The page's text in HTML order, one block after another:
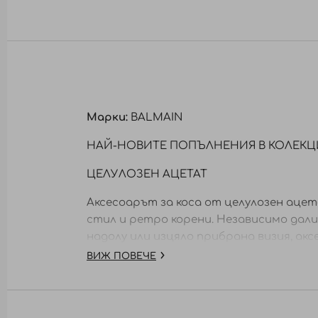
Марки: BALMAIN
НАЙ-НОВИТЕ ПОПЪЛНЕНИЯ В
ЦЕЛУЛОЗЕН АЦЕТАТ
Аксесоарът за коса от целулозен
стил и ретро корени. Независимо
надолу или изцяло прибрана визия,
ВИЖ ПОВЕЧЕ